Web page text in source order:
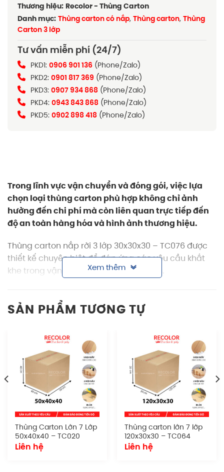
Thương hiệu: Recolor - Thùng Carton
Danh mục: Thùng carton có nắp, Thùng carton, Thùng
Carton 3 lớp
Tư vấn miễn phí (24/7)
PKD1: 0906 901 136 (Phone/Zalo)
PKD2: 0901 817 369 (Phone/Zalo)
PKD3: 0907 934 868 (Phone/Zalo)
PKD4: 0943 843 868 (Phone/Zalo)
PKD5: 0902 898 418 (Phone/Zalo)
Trong lĩnh vực vận chuyển và đóng gói, việc lựa
chọn loạithùng carton phù hợp không chỉ ảnh
hưởng đến chi phí mà còn liên quan trực tiếp đến
độ an toàn hàng hóa và hình ảnh thương hiệu.
Thùng carton nắp rời 3 lớp 30x30x30 – TC076 được
thiết kế chuyên biệt để đáp ứng các yêu cầu khắt
khe trong vận hành, lưu kho và logistics.
3 lớp 30x30x30
Sản phẩm sở hữu hình dáng tiêu chuẩn, dễ dàng
xếp chồng, vận chuyển và lưu trữ. Thích hợp cho cả
quy mô nhỏ lẫn doanh nghiệp lớn cần đóng gói
đồng bộ và chuyên nghiệp.
Chất liệu giấy:Sử dụng giấy carton chất
lượng tốt
Số lớp:3
Loại sóng:
sóng B, C, E (theo yêu cầu)
Xem thêm
SẢN PHẨM TƯƠNG TỰ
Thùng Carton Lớn 7 Lớp
50x40x40 – TC020
Liên hệ
Thùng carton lớn 7 lớp
120x30x30 – TC064
Liên hệ